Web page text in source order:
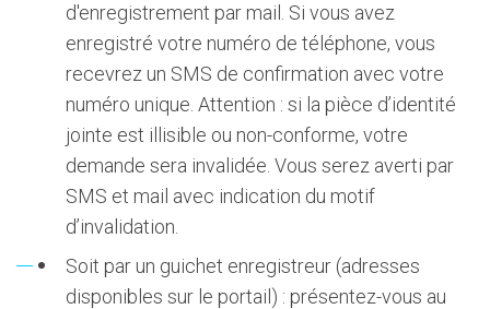
d'enregistrement par mail. Si vous avez
enregistré votre numéro de téléphone, vous
recevrez un SMS de confirmation avec votre
numéro unique. Attention : si la pièce d’identité
jointe est illisible ou non-conforme, votre
demande sera invalidée. Vous serez averti par
SMS et mail avec indication du motif
d’invalidation.
Soit par un guichet enregistreur (adresses
disponibles sur le portail) : présentez-vous au